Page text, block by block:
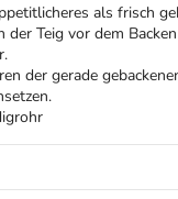
als frisch
der Teig vor dem
der gerade